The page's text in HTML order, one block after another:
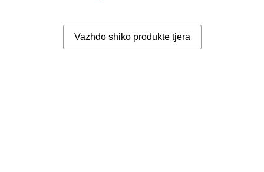
Vazhdo shiko produkte tjera